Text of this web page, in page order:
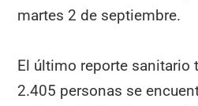
martes 2 de septiembre.
El último reporte sanitario
2.405 personas se